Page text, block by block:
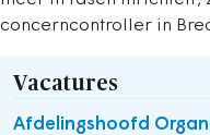
concerncontroller in
Vacatures
Afdelingshoofd